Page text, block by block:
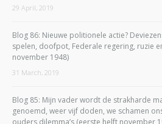
29 April, 2019
Blog 86: Nieuwe politionele actie?
spelen, doofpot, Federale regering, ruzie
november 1948)
31 March, 2019
Blog 85: Mijn vader wordt de strakharde
genoemd, weer vijf doden, we schamen
ouders dilemma’s (eerste helft november